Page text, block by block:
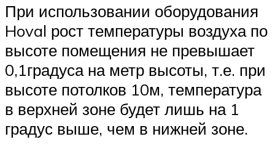
При использовании оборудования
Hoval рост температуры воздуха по
высоте помещения не превышает
0,1градуса на метр высоты, т.е. при
высоте потолков 10м, температура
в верхней зоне будет лишь на 1
градус выше, чем в нижней зоне.